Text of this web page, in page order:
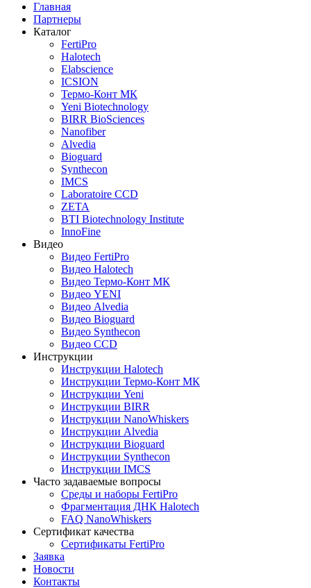
Главная
Партнеры
Каталог
FertiPro
Halotech
Elabscience
ICSION
Термо-Конт МК
Yeni Biotechnology
BIRR BioSciences
Nanofiber
Alvedia
Bioguard
Synthecon
IMCS
Laboratoire CCD
ZETA
BTI Biotechnology Institute
InnoFine
Видео
Видео FertiPro
Видео Halotech
Видео Термо-Конт МК
Видео YENI
Видео Alvedia
Видео Bioguard
Видео Synthecon
Видео CCD
Инструкции
Инструкции Halotech
Инструкции Термо-Конт МК
Инструкции Yeni
Инструкции BIRR
Инструкции NanoWhiskers
Инструкции Alvedia
Инструкции Bioguard
Инструкции Synthecon
Инструкции IMCS
Часто задаваемые вопросы
Среды и наборы FertiPro
Фрагментация ДНК Halotech
FAQ NanoWhiskers
Сертификат качества
Сертификаты FertiPro
Заявка
Новости
Контакты